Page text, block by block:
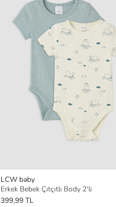
LCW baby
Erkek Bebek Çıtçıtlı Body 2'li
399,99 TL